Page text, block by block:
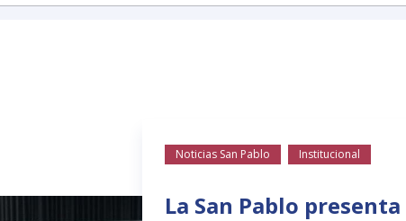
Noticias San Pablo Institucional
La San Pablo